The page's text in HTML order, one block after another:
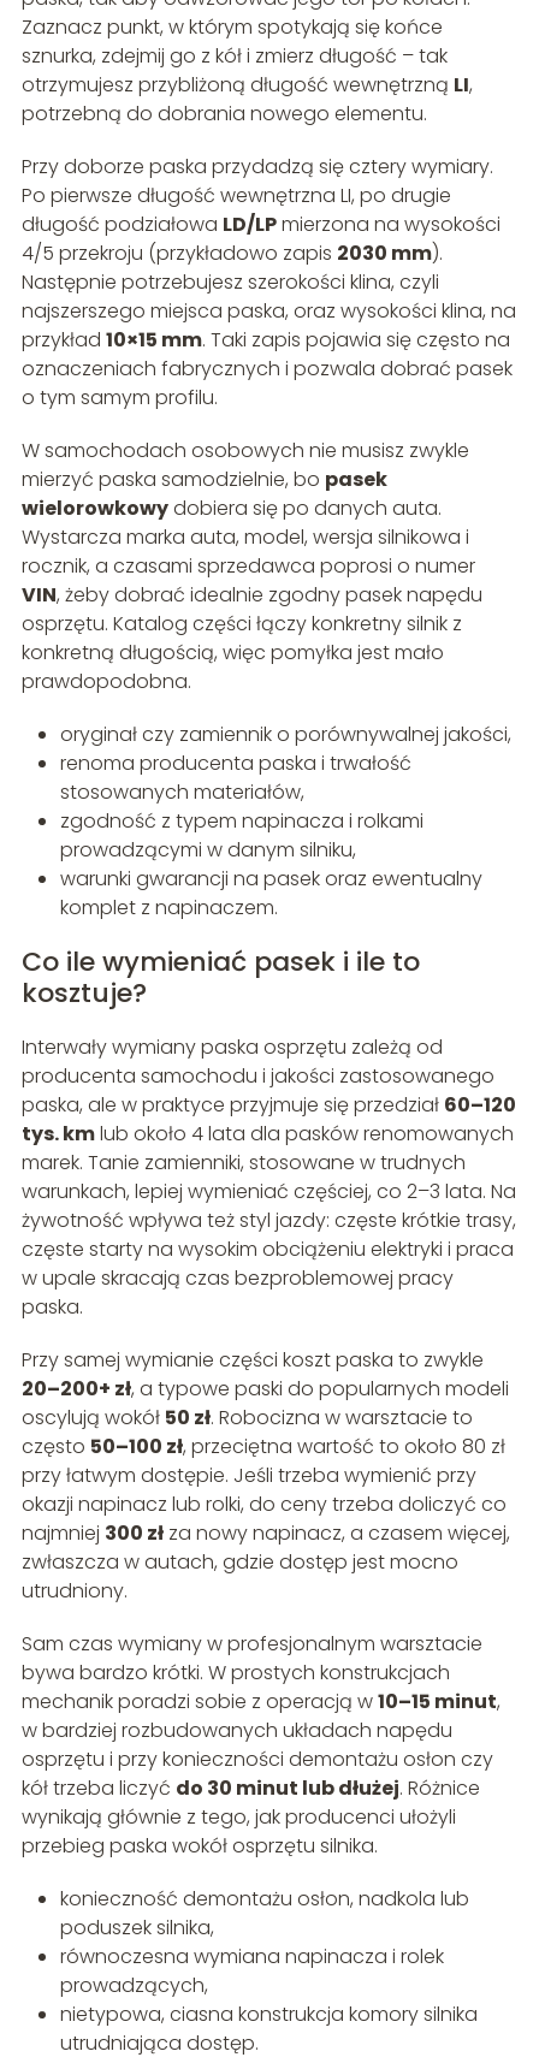
Zaznacz punkt, w którym spotykają się końce
sznurka, zdejmij go z kół i zmierz długość – tak
otrzymujesz przybliżoną długość wewnętrzną LI,
potrzebną do dobrania nowego elementu.
Przy doborze paska przydadzą się cztery wymiary.
Po pierwsze długość wewnętrzna LI, po drugie
długość podziałowa LD/LPmierzona na wysokości
4/5 przekroju (przykładowo zapis 2030 mm).
Następnie potrzebujesz szerokości klina, czyli
najszerszego miejsca paska, oraz wysokości klina, na
przykład 10×15 mm. Taki zapis pojawia się często na
oznaczeniach fabrycznych i pozwala dobrać pasek
o tym samym profilu.
W samochodach osobowych nie musisz zwykle
mierzyć paska samodzielnie, bo pasek
wielorowkowydobiera się po danych auta.
Wystarcza marka auta, model, wersja silnikowa i
rocznik, a czasami sprzedawca poprosi o numer
VIN, żeby dobrać idealnie zgodny pasek napędu
osprzętu. Katalog części łączy konkretny silnik z
konkretną długością, więc pomyłka jest mało
prawdopodobna.
oryginał czy zamiennik o porównywalnej jakości,
renoma producenta paska i trwałość
stosowanych materiałów,
zgodność z typem napinacza i rolkami
prowadzącymi w danym silniku,
warunki gwarancji na pasek oraz ewentualny
komplet z napinaczem.
Co ile wymieniać pasek i ile to
kosztuje?
Interwały wymiany paska osprzętu zależą od
producenta samochodu i jakości zastosowanego
paska, ale w praktyce przyjmuje się przedział 60–120
tys. kmlub około 4 lata dla pasków renomowanych
marek. Tanie zamienniki, stosowane w trudnych
warunkach, lepiej wymieniać częściej, co 2–3 lata. Na
żywotność wpływa też styl jazdy: częste krótkie trasy,
częste starty na wysokim obciążeniu elektryki i praca
w upale skracają czas bezproblemowej pracy
paska.
Przy samej wymianie części koszt paska to zwykle
20–200+ zł, a typowe paski do popularnych modeli
oscylują wokół 50 zł. Robocizna w warsztacie to
często 50–100 zł, przeciętna wartość to około 80 zł
przy łatwym dostępie. Jeśli trzeba wymienić przy
okazji napinacz lub rolki, do ceny trzeba doliczyć co
najmniej 300 złza nowy napinacz, a czasem więcej,
zwłaszcza w autach, gdzie dostęp jest mocno
utrudniony.
Sam czas wymiany w profesjonalnym warsztacie
bywa bardzo krótki. W prostych konstrukcjach
mechanik poradzi sobie z operacją w10–15 minut,
w bardziej rozbudowanych układach napędu
osprzętu i przy konieczności demontażu osłon czy
kół trzeba liczyć do 30 minut lub dłużej. Różnice
wynikają głównie z tego, jak producenci ułożyli
przebieg paska wokół osprzętu silnika.
konieczność demontażu osłon, nadkola lub
poduszek silnika,
równoczesna wymiana napinacza i rolek
prowadzących,
nietypowa, ciasna konstrukcja komory silnika
utrudniająca dostęp.